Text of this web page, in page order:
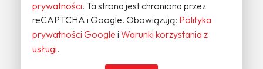
prywatności. Ta strona jest chroniona przez
reCAPTCHA i Google. Obowiązują: Polityka
prywatności Google i Warunki korzystania z
usługi.